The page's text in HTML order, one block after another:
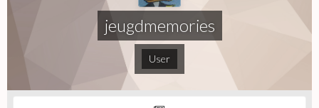
jeugdmemories
User